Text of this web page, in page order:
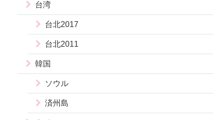
台湾
台北2017
台北2011
韓国
ソウル
済州島